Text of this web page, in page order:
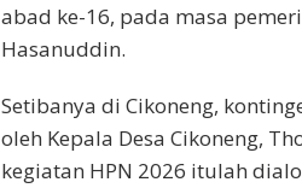
abad ke-16, pada masa
Hasanuddin.
Setibanya di Cikoneng,
oleh Kepala Desa Cikoneng,
kegiatan HPN 2026 itulah